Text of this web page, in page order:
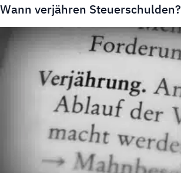
Wann verjähren Steuerschulden?